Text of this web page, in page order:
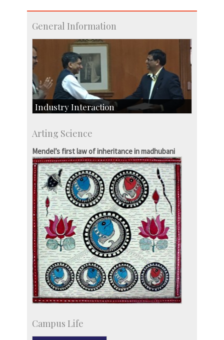
General Information
Industry Interaction
SID-Innovation & Development
IPTeL-Intellectual Property and Technology
Licensing
Arting Science
Mendel’s first law of inheritance in madhubani
Campus Life